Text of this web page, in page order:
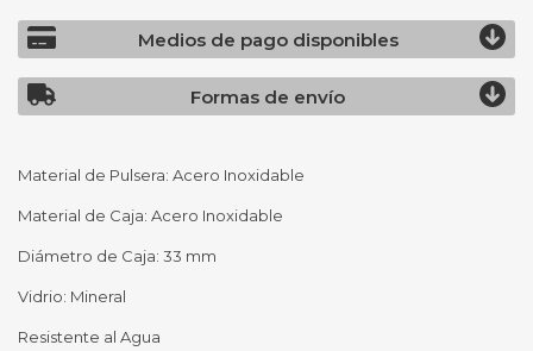
Medios de pago disponibles
Formas de envío
Material de Pulsera: Acero Inoxidable
Material de Caja: Acero Inoxidable
Diámetro de Caja: 33 mm
Vidrio: Mineral
Resistente al Agua